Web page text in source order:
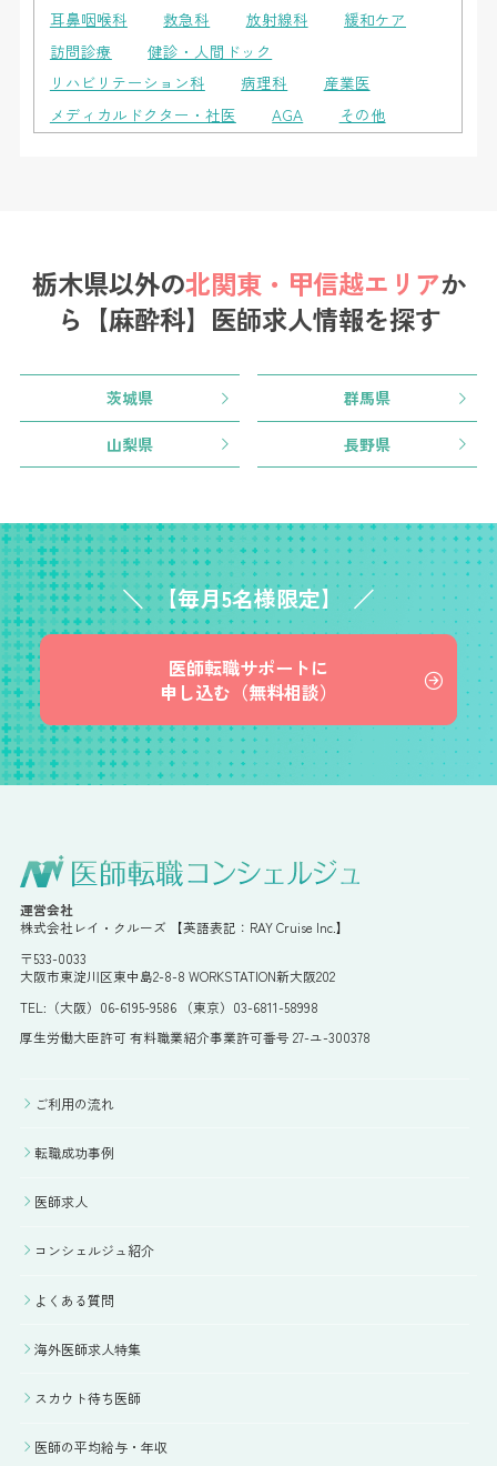
耳鼻咽喉科
救急科 放射線科
緩和ケア
訪問診療
健診・人間ドック
リハビリテーション科
病理科
産業医
メディカルドクター・社医
AGA その他
栃木県以外の北関東・甲信越エリアか
ら 【麻酔科】医師求人情報を探す
茨城県 群馬県
山梨県 長野県
【毎月5名様限定】
医師転職サポートに
申し込む（無料相談）
運営会社
株式会社レイ・クルーズ 【英語表記：RAY Cruise Inc.】
〒533-0033
大阪市東淀川区東中島2-8-8 WORKSTATION新大阪202
TEL:（大阪）06-6195-9586 （東京）03-6811-58998
厚生労働大臣許可 有料職業紹介事業許可番号 27-ユ-300378
ご利用の流れ
転職成功事例
医師求人
コンシェルジュ紹介
よくある質問
海外医師求人特集
スカウト待ち医師
医師の平均給与・年収